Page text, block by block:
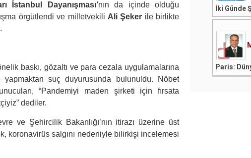
İstanbul Dayanışması’nın da içinde olduğu
örgütlendi ve milletvekili Ali Şeker ile birlikte
baskı, gözaltı ve para cezala uygulamalarına
suç duyurusunda bulunuldu. Nöbet
“Pandemiyi maden şirketi için fırsata
dediler.
ve Şehircilik Bakanlığı’nın itirazı üzerine üst
koronavirüs salgını nedeniyle bilirkişi incelemesi
İki Günde
Paris: